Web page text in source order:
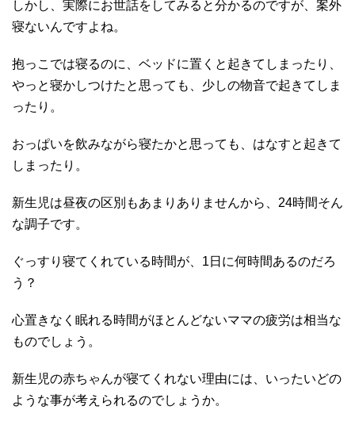
しかし、実際にお世話をしてみると分かるのですが、案外
寝ないんですよね。
抱っこでは寝るのに、ベッドに置くと起きてしまったり、
やっと寝かしつけたと思っても、少しの物音で起きてしま
ったり。
おっぱいを飲みながら寝たかと思っても、はなすと起きて
しまったり。
新生児は昼夜の区別もあまりありませんから、24時間そん
な調子です。
ぐっすり寝てくれている時間が、1日に何時間あるのだろ
う？
心置きなく眠れる時間がほとんどないママの疲労は相当な
ものでしょう。
新生児の赤ちゃんが寝てくれない理由には、いったいどの
ような事が考えられるのでしょうか。